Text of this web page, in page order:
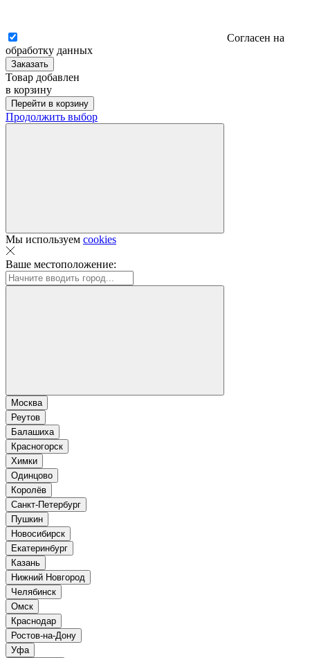
Согласен на
обработку данных
Заказать
Товар добавлен
в корзину
Перейти в корзину
Продолжить выбор
Мы используем cookies
Ваше местоположение:
Москва
Реутов
Балашиха
Красногорск
Химки
Одинцово
Королёв
Санкт-Петербург
Пушкин
Новосибирск
Екатеринбург
Казань
Нижний Новгород
Челябинск
Омск
Краснодар
Ростов-на-Дону
Уфа